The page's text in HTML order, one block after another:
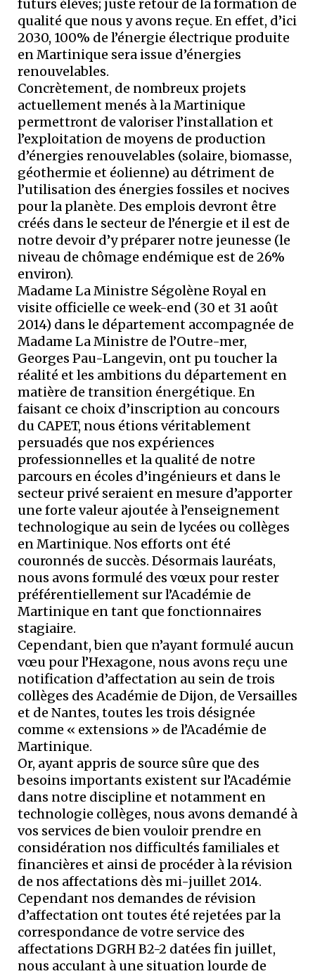
futurs élèves; juste retour de la formation de
qualité que nous y avons reçue. En effet, d’ici
2030, 100% de l’énergie électrique produite
en Martinique sera issue d’énergies
renouvelables.
Concrètement, de nombreux projets
actuellement menés à la Martinique
permettront de valoriser l’installation et
l’exploitation de moyens de production
d’énergies renouvelables (solaire, biomasse,
géothermie et éolienne) au détriment de
l’utilisation des énergies fossiles et nocives
pour la planète. Des emplois devront être
créés dans le secteur de l’énergie et il est de
notre devoir d’y préparer notre jeunesse (le
niveau de chômage endémique est de 26%
environ).
Madame La Ministre Ségolène Royal en
visite officielle ce week-end (30 et 31 août
2014) dans le département accompagnée de
Madame La Ministre de l’Outre-mer,
Georges Pau-Langevin, ont pu toucher la
réalité et les ambitions du département en
matière de transition énergétique. En
faisant ce choix d’inscription au concours
du CAPET, nous étions véritablement
persuadés que nos expériences
professionnelles et la qualité de notre
parcours en écoles d’ingénieurs et dans le
secteur privé seraient en mesure d’apporter
une forte valeur ajoutée à l’enseignement
technologique au sein de lycées ou collèges
en Martinique. Nos efforts ont été
couronnés de succès. Désormais lauréats,
nous avons formulé des vœux pour rester
préférentiellement sur l’Académie de
Martinique en tant que fonctionnaires
stagiaire.
Cependant, bien que n’ayant formulé aucun
vœu pour l’Hexagone, nous avons reçu une
notification d’affectation au sein de trois
collèges des Académie de Dijon, de Versailles
et de Nantes, toutes les trois désignée
comme « extensions » de l’Académie de
Martinique.
Or, ayant appris de source sûre que des
besoins importants existent sur l’Académie
dans notre discipline et notamment en
technologie collèges, nous avons demandé à
vos services de bien vouloir prendre en
considération nos difficultés familiales et
financières et ainsi de procéder à la révision
de nos affectations dès mi-juillet 2014.
Cependant nos demandes de révision
d’affectation ont toutes été rejetées par la
correspondance de votre service des
affectations DGRH B2-2 datées fin juillet,
nous acculant à une situation lourde de